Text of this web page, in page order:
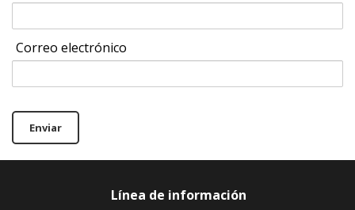
Correo electrónico
Enviar
Línea de información